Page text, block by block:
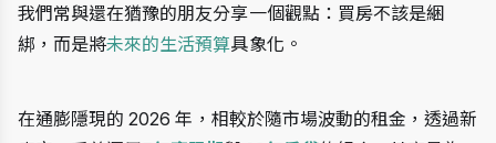
我們常與還在猶豫的朋友分享一個觀點：買房不該是綑
綁，而是將未來的生活預算具象化。
在通膨隱現的 2026 年，相較於隨市場波動的租金，透過新